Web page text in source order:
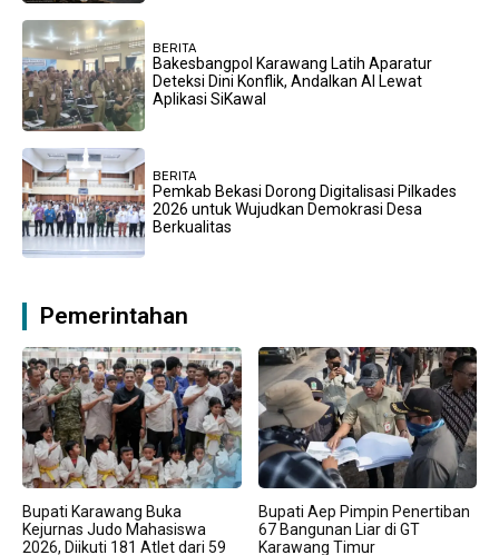
BERITA
Bakesbangpol Karawang Latih Aparatur
Deteksi Dini Konflik, Andalkan AI Lewat
Aplikasi SiKawal
BERITA
Pemkab Bekasi Dorong Digitalisasi Pilkades
2026 untuk Wujudkan Demokrasi Desa
Berkualitas
Pemerintahan
Bupati Karawang Buka
Kejurnas Judo Mahasiswa
2026, Diikuti 181 Atlet dari 59
Bupati Aep Pimpin Penertiban
67 Bangunan Liar di GT
Karawang Timur